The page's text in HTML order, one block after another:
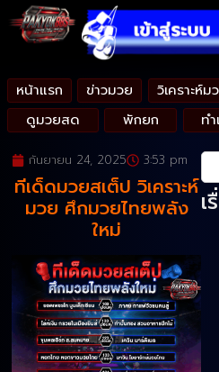
หน้าแรก ข่าวมวย วิเคราะห์ม
ดูมวยสด
พักยก ท
กันยายน 24, 2025 3:53 pm
ทีเด็ดมวยสเต็ป วิเคราะห์
มวย ศึกมวยไทยพลัง
ใหม่
เ